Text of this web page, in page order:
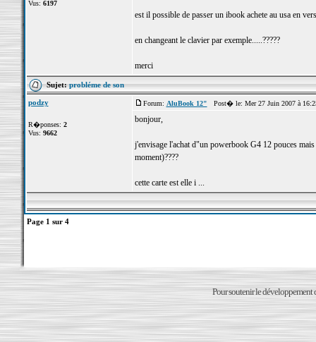
Vus: 6197
est il possible de passer un ibook achete au usa en
en changeant le clavier par exemple.....?????
merci
Sujet:probléme de son
podzy
R�ponses: 2
Vus: 9662
Forum: AluBook 12" Post� le: Mer 27 Juin 2007 à
bonjour,
j'envisage l'achat d"un powerbook G4 12 pouces
moment)????
cette carte est elle i ...
Page 1 sur 4
Pour soutenir le développement